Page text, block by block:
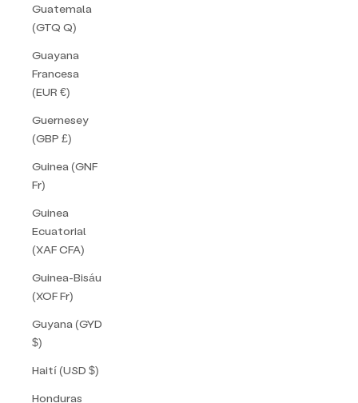
Guatemala
(GTQ Q)
Guayana
Francesa
(EUR €)
Guernesey
(GBP £)
Guinea (GNF
Fr)
Guinea
Ecuatorial
(XAF CFA)
Guinea-Bisáu
(XOF Fr)
Guyana (GYD
$)
Haití (USD $)
Honduras